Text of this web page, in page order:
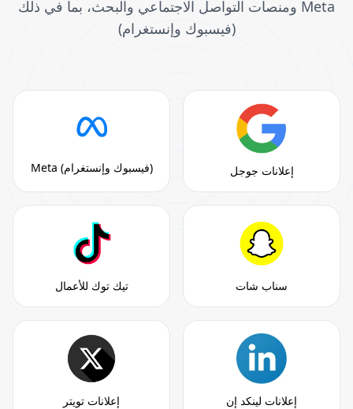
ومنصات التواصل الاجتماعي والبحث، بما في ذلك Meta
(فيسبوك وإنستغرام)
Meta (فيسبوك وإنستغرام) إعلانات جوجل
تيك توك للأعمال سناب شات
إعلانات تويتر إعلانات لينكد إن